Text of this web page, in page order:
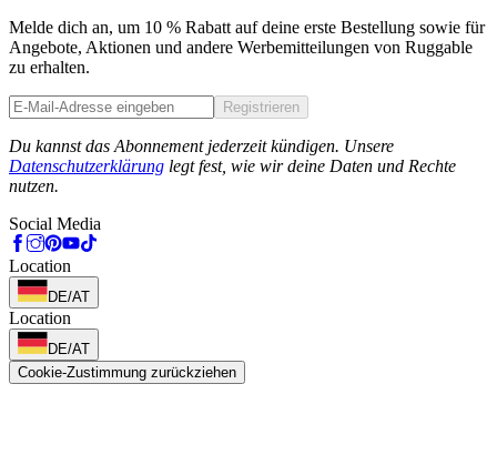
Melde dich an, um 10 % Rabatt auf deine erste Bestellung sowie für
Angebote, Aktionen und andere Werbemitteilungen von Ruggable
zu erhalten.
Registrieren
Du kannst das Abonnement jederzeit kündigen. Unsere
Datenschutzerklärung legt fest, wie wir deine Daten und Rechte
nutzen.
Social Media
Location
DE/AT
Location
DE/AT
Cookie-Zustimmung zurückziehen